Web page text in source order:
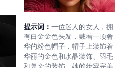
提示词： 一位迷人的女人，拥
有白金金色头发，戴着一顶奢
华的粉色帽子，帽子上装饰着
华丽的金色和水晶装饰、羽毛
和复杂的装饰。她的妆容完美